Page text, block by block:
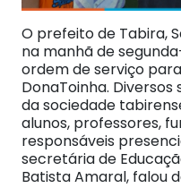
O prefeito de Tabira,
na manhã de
ordem de serviço
DonaToinha.
da sociedade
alunos, professores,
responsáveis
secretária de
Batista Amaral, falou